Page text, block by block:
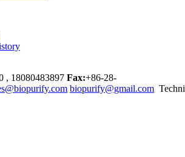
, 18080483897 Fax:+86-28-
biopurify@gmail.com